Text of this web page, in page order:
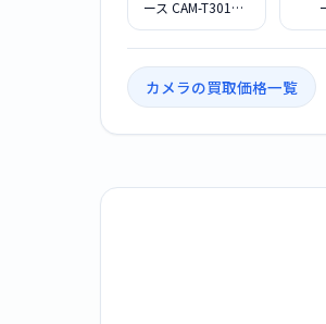
ース CAM-T301GN
カメラの買取価格一覧